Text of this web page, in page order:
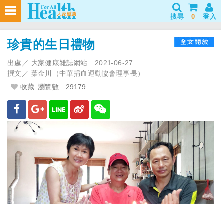
搜尋 0 登入
珍貴的生日禮物
出處／ 大家健康雜誌網站 2021-06-27
撰文／ 葉金川（中華捐血運動協會理事長）
收藏 瀏覽數 : 29179